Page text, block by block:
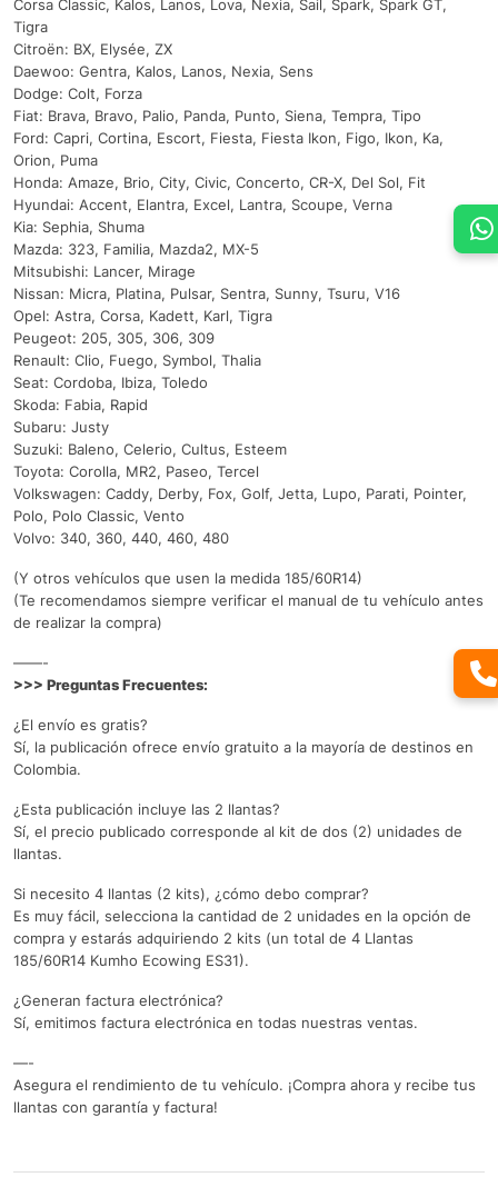
Corsa Classic, Kalos, Lanos, Lova, Nexia, Sail, Spark, Spark GT,
Tigra
Citroën: BX, Elysée, ZX
Daewoo: Gentra, Kalos, Lanos, Nexia, Sens
Dodge: Colt, Forza
Fiat: Brava, Bravo, Palio, Panda, Punto, Siena, Tempra, Tipo
Ford: Capri, Cortina, Escort, Fiesta, Fiesta Ikon, Figo, Ikon, Ka,
Orion, Puma
Honda: Amaze, Brio, City, Civic, Concerto, CR-X, Del Sol, Fit
Hyundai: Accent, Elantra, Excel, Lantra, Scoupe, Verna
Kia: Sephia, Shuma
Mazda: 323, Familia, Mazda2, MX-5
Mitsubishi: Lancer, Mirage
Nissan: Micra, Platina, Pulsar, Sentra, Sunny, Tsuru, V16
Opel: Astra, Corsa, Kadett, Karl, Tigra
Peugeot: 205, 305, 306, 309
Renault: Clio, Fuego, Symbol, Thalia
Seat: Cordoba, Ibiza, Toledo
Skoda: Fabia, Rapid
Subaru: Justy
Suzuki: Baleno, Celerio, Cultus, Esteem
Toyota: Corolla, MR2, Paseo, Tercel
Volkswagen: Caddy, Derby, Fox, Golf, Jetta, Lupo, Parati, Pointer,
Polo, Polo Classic, Vento
Volvo: 340, 360, 440, 460, 480
(Y otros vehículos que usen la medida 185/60R14)
(Te recomendamos siempre verificar el manual de tu vehículo antes
de realizar la compra)
——-
>>> Preguntas Frecuentes:
¿El envío es gratis?
Sí, la publicación ofrece envío gratuito a la mayoría de destinos en
Colombia.
¿Esta publicación incluye las 2 llantas?
Sí, el precio publicado corresponde al kit de dos (2) unidades de
llantas.
Si necesito 4 llantas (2 kits), ¿cómo debo comprar?
Es muy fácil, selecciona la cantidad de 2 unidades en la opción de
compra y estarás adquiriendo 2 kits (un total de 4 Llantas
185/60R14 Kumho Ecowing ES31).
¿Generan factura electrónica?
Sí, emitimos factura electrónica en todas nuestras ventas.
—-
Asegura el rendimiento de tu vehículo. ¡Compra ahora y recibe tus
llantas con garantía y factura!